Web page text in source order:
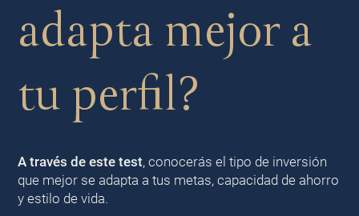
adapta mejor a
tu perfil?
A través de este test, conocerás el tipo de inversión
que mejor se adapta a tus metas, capacidad de ahorro
y estilo de vida.